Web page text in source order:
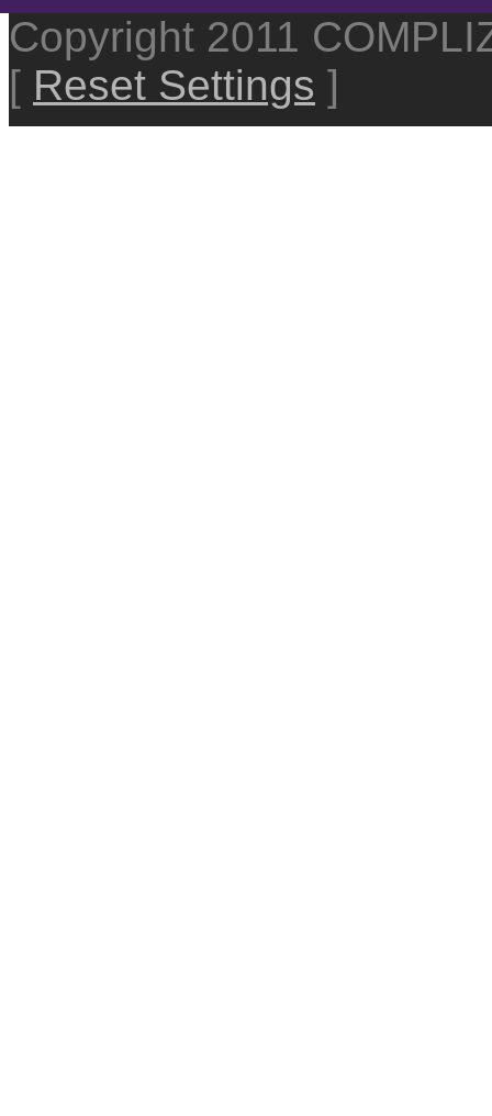
Copyright 2011
[ Reset Settings ]